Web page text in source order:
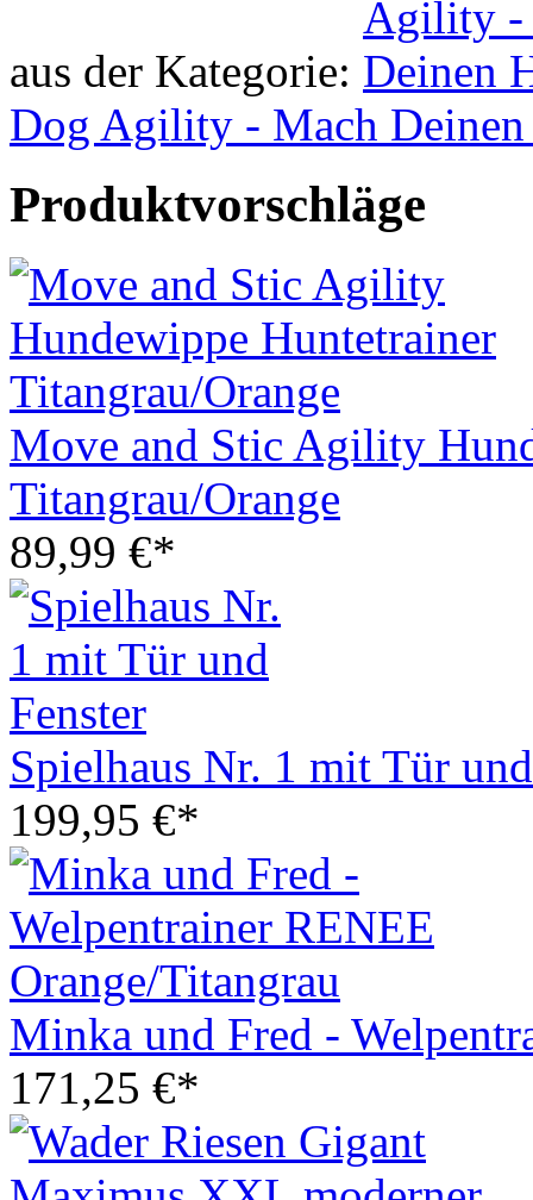
aus der Kategorie:
Dog Agility - Mach
Produktvorschläge
Move and Stic Agility
Titangrau/Orange
89,99 €*
Spielhaus Nr. 1 mit Tür
199,95 €*
Minka und Fred -
171,25 €*